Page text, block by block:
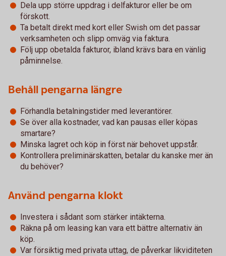
Dela upp större uppdrag i delfakturor eller be om
förskott.
Ta betalt direkt med kort eller Swish om det passar
verksamheten och slipp omväg via faktura.
Följ upp obetalda fakturor, ibland krävs bara en vänlig
påminnelse.
Behåll pengarna längre
Förhandla betalningstider med leverantörer.
Se över alla kostnader, vad kan pausas eller köpas
smartare?
Minska lagret och köp in först när behovet uppstår.
Kontrollera preliminärskatten, betalar du kanske mer än
du behöver?
Använd pengarna klokt
Investera i sådant som stärker intäkterna.
Räkna på om leasing kan vara ett bättre alternativ än
köp.
Var försiktig med privata uttag, de påverkar likviditeten